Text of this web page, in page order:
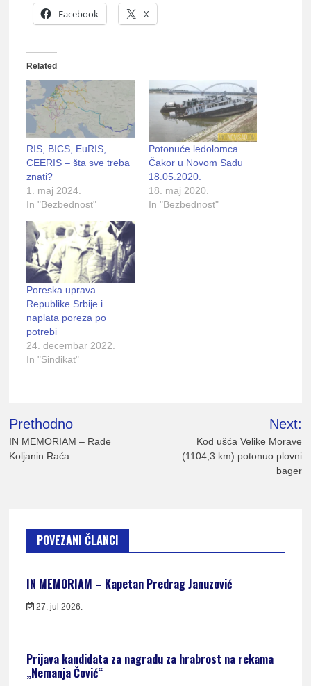
Facebook X
Related
RIS, BICS, EuRIS,
CEERIS – šta sve treba
znati?
1. maj 2024.
In "Bezbednost"
Potonuće ledolomca
Čakor u Novom Sadu
18.05.2020.
18. maj 2020.
In "Bezbednost"
Poreska uprava
Republike Srbije i
naplata poreza po
potrebi
24. decembar 2022.
In "Sindikat"
Kretanje
članka
Prethodno
IN MEMORIAM – Rade
Koljanin Raća
Next:
Kod ušća Velike Morave
(1104,3 km) potonuo plovni
bager
POVEZANI ČLANCI
IN MEMORIAM – Kapetan Predrag Januzović
27. jul 2026.
Prijava kandidata za nagradu za hrabrost na rekama
„Nemanja Čović“